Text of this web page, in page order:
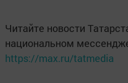
Читайте новости
национальном
https://max.ru/tatmedia